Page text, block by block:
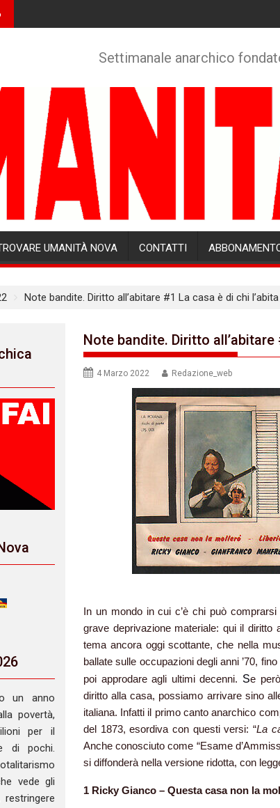
Settimanale anarchico
UMANITÀ NOVA CONTATTI
Note bandite. Diritto all’abitare #1 La casa è di chi l’abita
Note bandite. Diritto all’abitare
4 Marzo 2022 Redazione_web
In un mondo in cui c’è chi può
grave deprivazione materiale: qui il diritto
tema ancora oggi scottante, che nella
ballate sulle occupazioni degli anni ’70,
poi approdare agli ultimi decenni. Se
diritto alla casa, possiamo arrivare sino
italiana. Infatti il primo canto anarchico
del 1873, esordiva con questi versi: “La
Anche conosciuto come “Esame
si diffonderà nella versione ridotta, con
1 Ricky Gianco – Questa casa non la
un anno
povertà,
per il
di pochi.
vede gli